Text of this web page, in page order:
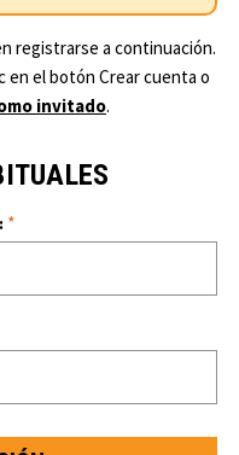
registrarse a continuación.
en el botón Crear cuenta o
invitado.
*